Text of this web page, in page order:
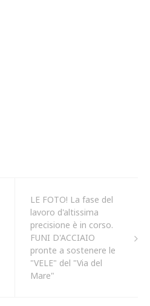
LE FOTO! La fase del
lavoro d'altissima
precisione è in corso.
FUNI D'ACCIAIO
pronte a sostenere le
"VELE" del "Via del
Mare"